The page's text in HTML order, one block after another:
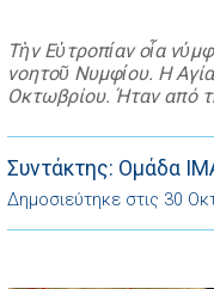
Τὴν Εὐτροπίαν οἷα
νοητοῦ Νυμφίου. Η
Οκτωβρίου. Ήταν από
την ψυχή της
ανέσεων, των τέρψεων
αυτή αν ήθελε ν’
Συντάκτης: Ομάδα
Δημοσιεύτηκε στις 30